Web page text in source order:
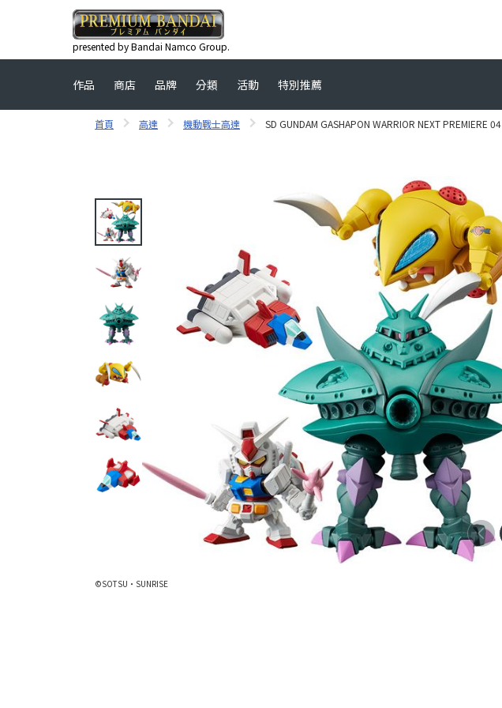
presented by Bandai Namco Group.
作品 商店 品牌 分類 活動 特別推薦
首頁 高達 機動戰士高達 SD GUNDAM GASHAPON WARRIOR NEXT PREMIERE 04
©SOTSU・SUNRISE